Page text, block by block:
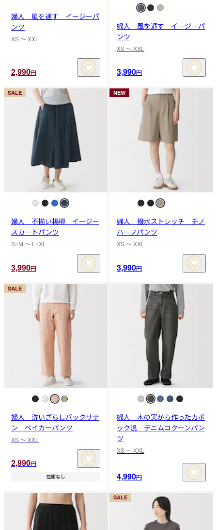
婦人 風を通す イージーパ
ンツ
XS 〜 XXL
2,990円
婦人 風を通す イージーパ
ンツ
XS 〜 XXL
3,990円
SALE
婦人 不揃い楊柳 イージー
スカートパンツ
S~M 〜 L~XL
3,990円
NEW
婦人 撥水ストレッチ チノ
ハーフパンツ
XS 〜 XXL
3,990円
SALE
婦人 洗いざらしバックサテ
ン ベイカーパンツ
XS 〜 XXL
2,990円
在庫なし
婦人 木の実から作ったカポ
ック混 デニムコクーンパン
ツ
XS 〜 XXL
4,990円
SALE